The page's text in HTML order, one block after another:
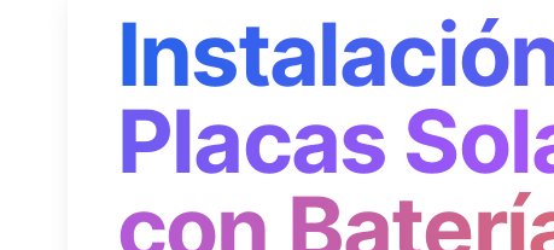
Placas
con